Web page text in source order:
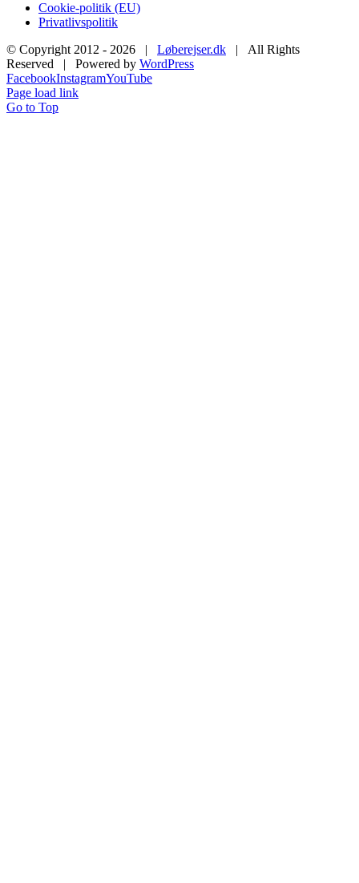
Cookie-politik (EU)
Privatlivspolitik
© Copyright 2012 - 2026 | Løberejser.dk | All Rights
Reserved | Powered by WordPress
FacebookInstagramYouTube
Page load link
Go to Top